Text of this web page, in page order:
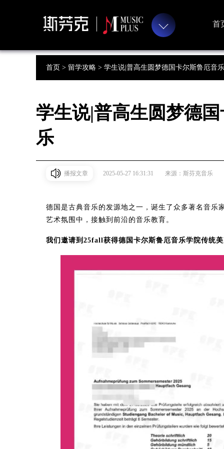
首
首页 > 留学攻略 > 学生说|普高生圆梦德国卡尔斯鲁厄音
学生说|普高生圆梦德
乐
播报文章 2025-05-27 16:31:31 来源：斯芬克音乐
德国是古典音乐的发源地之一，诞生了众多著名音乐
艺术氛围中，接触到前沿的音乐教育。
我们邀请到25fall获得德国卡尔斯鲁厄音乐学院传统